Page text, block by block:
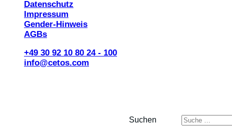
Datenschutz
Impressum
Gender-Hinweis
AGBs
+49 30 92 10 80 24 - 100
info@cetos.com
Suchen